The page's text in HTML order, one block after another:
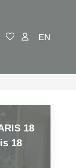
EN
18
18